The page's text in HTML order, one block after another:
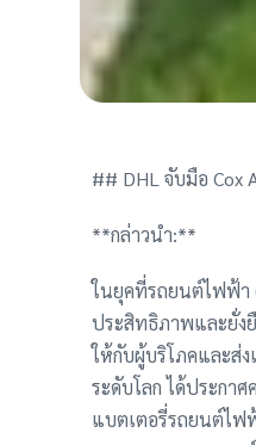
## DHL จับมือ Cox
**กล่าวนำ:**
ในยุคที่รถยนต์ไฟฟ้า
ประสิทธิภาพและยั่ง
ให้กับผู้บริโภคและส่
ระดับโลก ได้ประกา
แบตเตอรี่รถยนต์ไฟ